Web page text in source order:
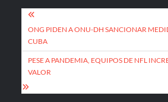
Navegación
de
entradas
ONG PIDEN A ONU-DH SANCIONAR
CUBA
PESE A PANDEMIA, EQUIPOS DE NFL
VALOR